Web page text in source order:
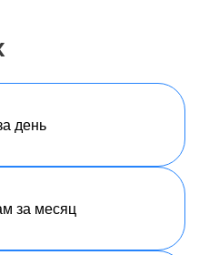
день
за месяц